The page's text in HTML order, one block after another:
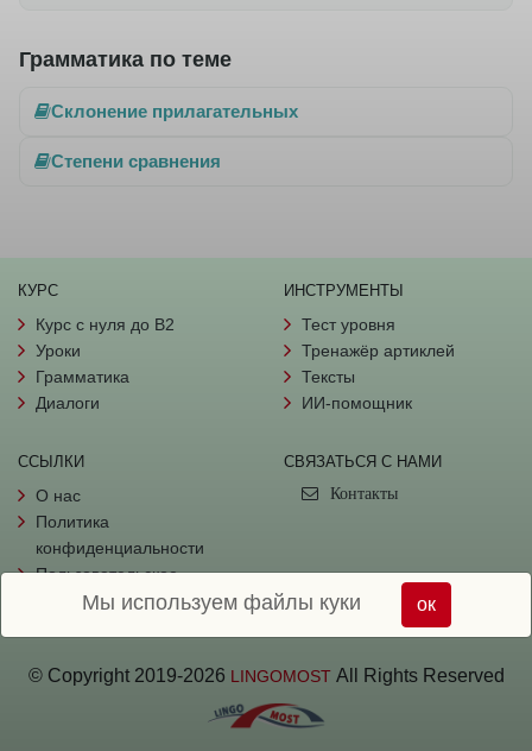
Грамматика по теме
Склонение прилагательных
Степени сравнения
КУРС
Курс с нуля до B2
Уроки
Грамматика
Диалоги
ИНСТРУМЕНТЫ
Тест уровня
Тренажёр артиклей
Тексты
ИИ-помощник
ССЫЛКИ
О нас
Политика
конфиденциальности
Пользовательское
соглашение
СВЯЗАТЬСЯ С НАМИ
Контакты
© Copyright 2019-2026 LINGOMOST All Rights Reserved
Мы используем файлы куки ок